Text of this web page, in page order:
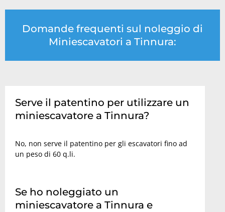
Domande frequenti sul noleggio di
Miniescavatori a Tinnura:
Serve il patentino per utilizzare un
miniescavatore a Tinnura?
No, non serve il patentino per gli escavatori fino ad
un peso di 60 q.li.
Se ho noleggiato un
miniescavatore a Tinnura e